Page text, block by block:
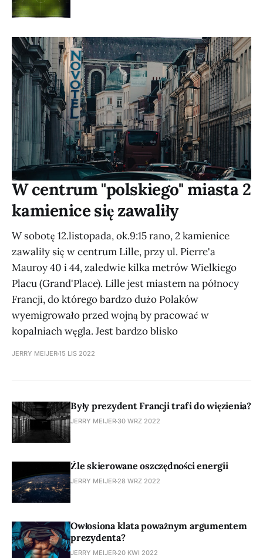
W centrum "polskiego" miasta 2
kamienice się zawaliły
W sobotę 12.listopada, ok.9:15 rano, 2 kamienice
zawaliły się w centrum Lille, przy ul. Pierre'a
Mauroy 40 i 44, zaledwie kilka metrów Wielkiego
Placu (Grand'Place). Lille jest miastem na północy
Francji, do którego bardzo dużo Polaków
wyemigrowało przed wojną by pracować w
kopalniach węgla. Jest bardzo blisko
JERRY MEIJER15 LIS 2022
Były prezydent Francji trafi do więzienia?
JERRY MEIJER 30 WRZ 2022
Źle skierowane oszczędności energii
JERRY MEIJER 28 WRZ 2022
Owłosiona klata poważnym argumentem
prezydenta?
JERRY MEIJER 20 KWI 2022